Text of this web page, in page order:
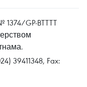
GP-BTTTT
39411348, Fax: